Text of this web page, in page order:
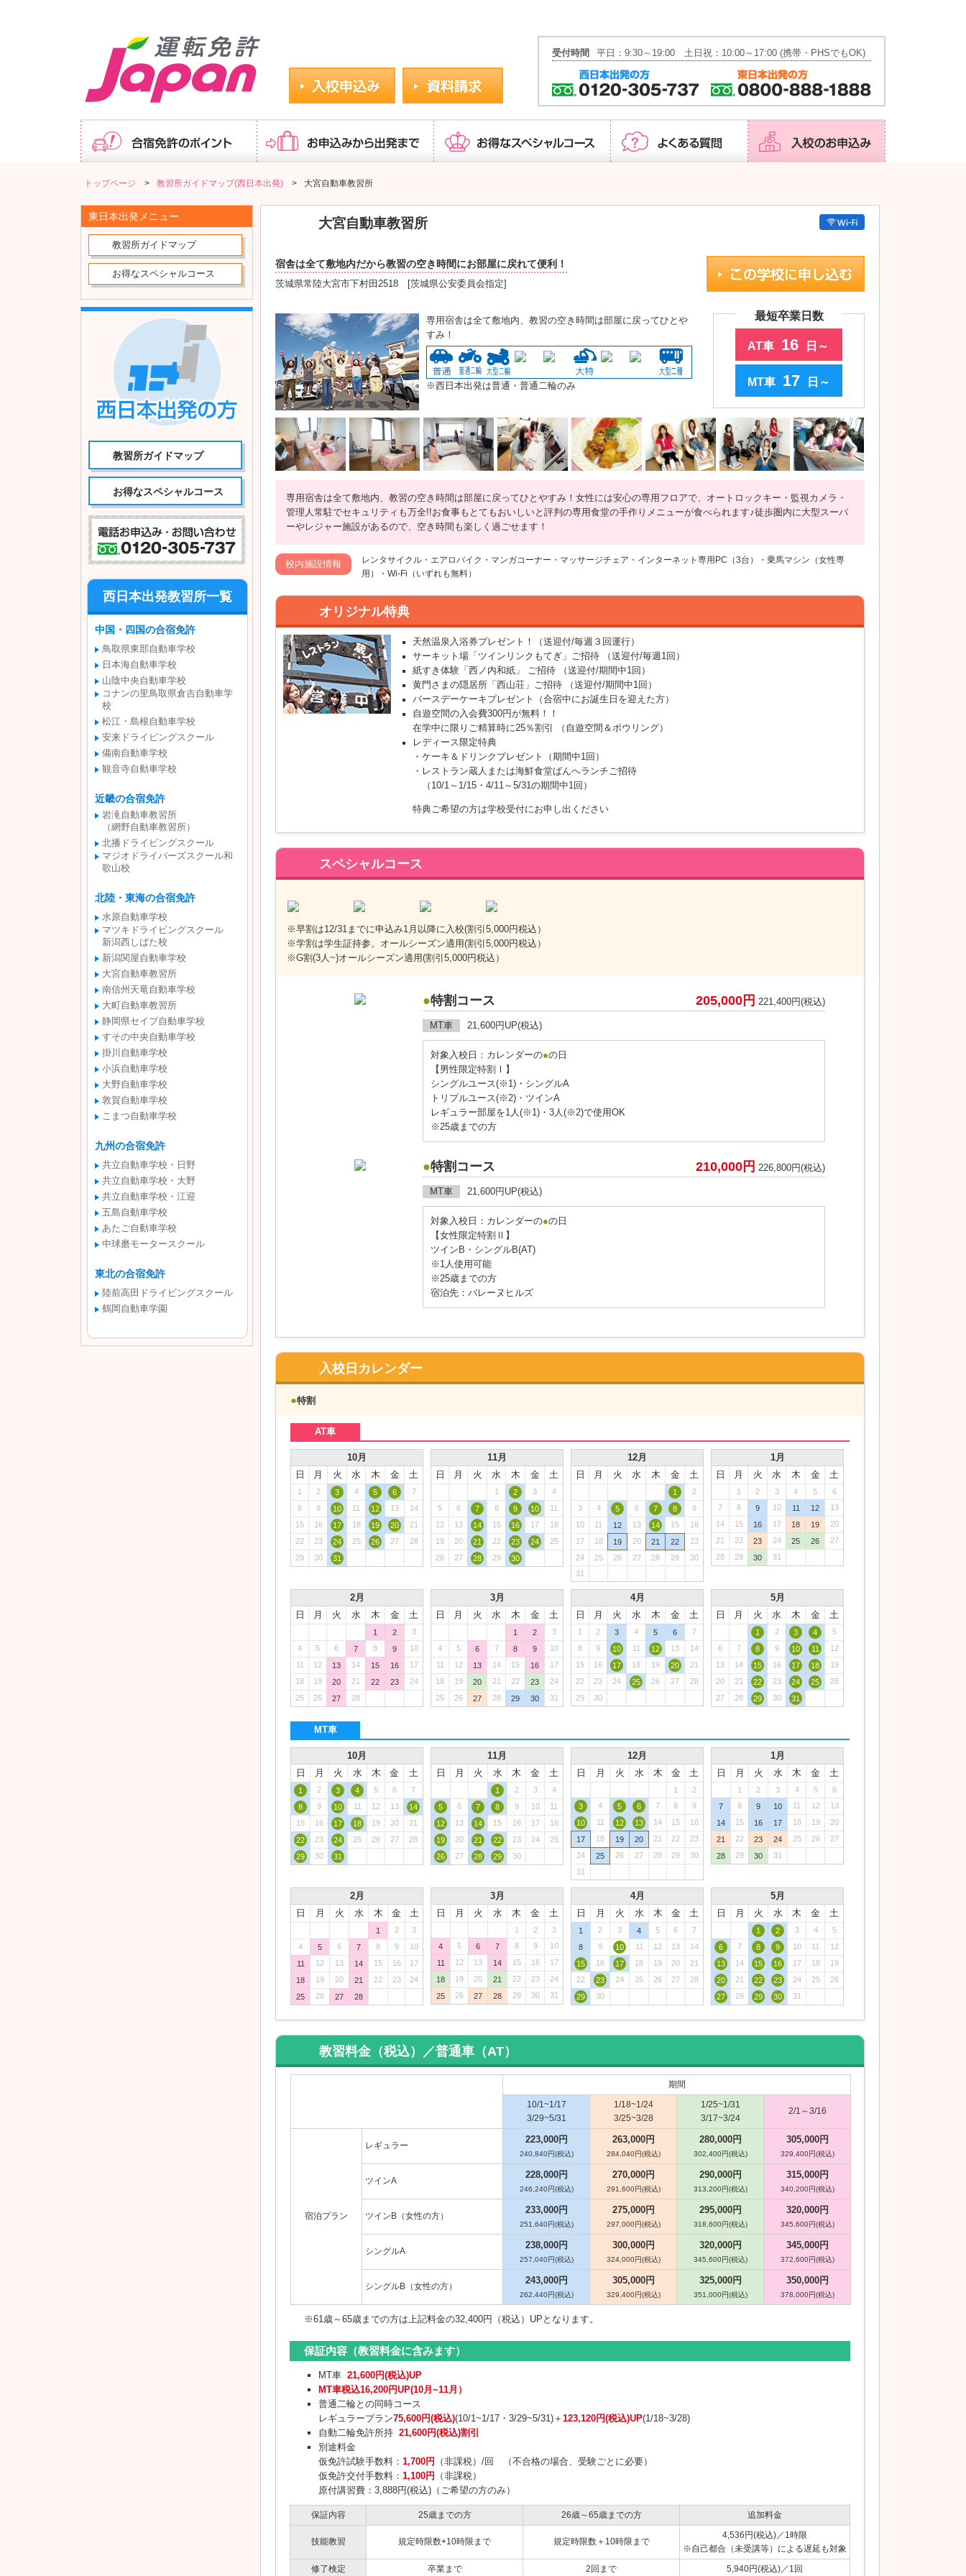
受付時間 平日：9:30～19:00 土日祝：10:00～17:00 (携帯・PHSでもOK)
トップページ > 教習所ガイドマップ(西日本出発) > 大宮自動車教習所
東日本出発メニュー
教習所ガイドマップ
お得なスペシャルコース
教習所ガイドマップ
お得なスペシャルコース
西日本出発教習所一覧
中国・四国の合宿免許
鳥取県東部自動車学校
日本海自動車学校
山陰中央自動車学校
コナンの里鳥取県倉吉自動車学
校
松江・島根自動車学校
安来ドライビングスクール
備南自動車学校
観音寺自動車学校
近畿の合宿免許
岩滝自動車教習所
（網野自動車教習所）
北播ドライビングスクール
マジオドライバーズスクール和
歌山校
北陸・東海の合宿免許
水原自動車学校
マツキドライビングスクール
新潟西しばた校
新潟関屋自動車学校
大宮自動車教習所
南信州天竜自動車学校
大町自動車教習所
静岡県セイブ自動車学校
すその中央自動車学校
掛川自動車学校
小浜自動車学校
大野自動車学校
敦賀自動車学校
こまつ自動車学校
九州の合宿免許
共立自動車学校・日野
共立自動車学校・大野
共立自動車学校・江迎
五島自動車学校
あたご自動車学校
中球磨モータースクール
東北の合宿免許
陸前高田ドライビングスクール
鶴岡自動車学園
大宮自動車教習所
宿舎は全て敷地内だから教習の空き時間にお部屋に戻れて便利！
茨城県常陸大宮市下村田2518 [茨城県公安委員会指定]
専用宿舎は全て敷地内、教習の空き時間は部屋に戻ってひとや
すみ！
※西日本出発は普通・普通二輪のみ
最短卒業日数
AT車 16 日～
MT車 17 日～
専用宿舎は全て敷地内、教習の空き時間は部屋に戻ってひとやすみ！女性には安心の専用フロアで、オートロックキー・監視カメラ・
管理人常駐でセキュリティも万全!!お食事もとてもおいしいと評判の専用食堂の手作りメニューが食べられます♪徒歩圏内に大型スーパ
ーやレジャー施設があるので、空き時間も楽しく過ごせます！
校内施設情報
レンタサイクル・エアロバイク・マンガコーナー・マッサージチェア・インターネット専用PC（3台）・乗馬マシン（女性専
用）・Wi-Fi（いずれも無料）
オリジナル特典
天然温泉入浴券プレゼント！（送迎付/毎週３回運行）
サーキット場「ツインリンクもてぎ」ご招待 （送迎付/毎週1回）
紙すき体験「西ノ内和紙」 ご招待 （送迎付/期間中1回）
黄門さまの隠居所「西山荘」ご招待 （送迎付/期間中1回）
バースデーケーキプレゼント（合宿中にお誕生日を迎えた方）
自遊空間の入会費300円が無料！！
在学中に限りご精算時に25％割引 （自遊空間＆ボウリング）
レディース限定特典
・ケーキ＆ドリンクプレゼント（期間中1回）
・レストラン蔵人または海鮮食堂ばんへランチご招待
（10/1～1/15・4/11～5/31の期間中1回）
特典ご希望の方は学校受付にお申し出ください
スペシャルコース
※早割は12/31までに申込み1月以降に入校(割引5,000円税込）
※学割は学生証持参。オールシーズン適用(割引5,000円税込）
※G割(3人~)オールシーズン適用(割引5,000円税込）
●特割コース 205,000円 221,400円(税込)
MT車 21,600円UP(税込)
対象入校日：カレンダーの●の日
【男性限定特割Ⅰ】
シングルユース(※1)・シングルA
トリプルユース(※2)・ツインA
レギュラー部屋を1人(※1)・3人(※2)で使用OK
※25歳までの方
●特割コース 210,000円 226,800円(税込)
MT車 21,600円UP(税込)
対象入校日：カレンダーの●の日
【女性限定特割Ⅱ】
ツインB・シングルB(AT)
※1人使用可能
※25歳までの方
宿泊先：バレーヌヒルズ
入校日カレンダー
●特割
AT車
10月
日 月 火 水 木 金 土
1 2 3 4 5 6
7
8
9 10 11 12 13
14
15
16 17 18 19 20
21
22
23 24 25 26 27
28
29
30 31
11月
日 月 火 水 木 金 土
1 2 3
4
5
6 7 8 9 10
11
12
13 14 15 16 17
18
19
20 21 22 23 24
25
26
27 28 29 30
12月
日 月 火 水 木 金 土
1
2
3
4 5 6 7 8
9
10
11 12 13 14 15
16
17
18 19 20 21 22
23
24
25 26 27 28 29
30
31
1月
日 月 火 水 木 金 土
1 2 3 4 5
6
7
8 9 10 11 12
13
14
15 16 17 18 19
20
21
22 23 24 25 26
27
28
29 30 31
2月
日 月 火 水 木 金 土
1 2
3
4
5 6 7 8 9
10
11
12 13 14 15 16
17
18
19 20 21 22 23
24
25
26 27 28
3月
日 月 火 水 木 金 土
1 2
3
4
5 6 7 8 9
10
11
12 13 14 15 16
17
18
19 20 21 22 23
24
25
26 27 28 29 30 31
4月
日 月 火 水 木 金 土
1 2 3 4 5 6
7
8
9 10 11 12 13
14
15
16 17 18 19 20
21
22
23 24 25 26 27
28
29
30
5月
日 月 火 水 木 金 土
1 2 3 4
5
6
7 8 9 10 11
12
13
14 15 16 17 18
19
20
21 22 23 24 25
26
27
28 29 30 31
MT車
10月
日 月 火 水 木 金 土
1 2 3 4 5 6
7
8
9 10 11 12 13
14
15
16 17 18 19 20
21
22
23 24 25 26 27
28
29
30 31
11月
日 月 火 水 木 金 土
1 2 3
4
5
6 7 8 9 10
11
12
13 14 15 16 17
18
19
20 21 22 23 24
25
26
27 28 29 30
12月
日 月 火 水 木 金 土
1
2
3
4 5 6 7 8
9
10
11 12 13 14 15
16
17
18 19 20 21 22
23
24
25 26 27 28 29
30
31
1月
日 月 火 水 木 金 土
1 2 3 4 5
6
7
8 9 10 11 12
13
14
15 16 17 18 19
20
21
22 23 24 25 26
27
28
29 30 31
2月
日 月 火 水 木 金 土
1 2
3
4
5 6 7 8 9
10
11
12 13 14 15 16
17
18
19 20 21 22 23
24
25
26 27 28
3月
日 月 火 水 木 金 土
1 2
3
4
5 6 7 8 9
10
11
12 13 14 15 16
17
18
19 20 21 22 23
24
25
26 27 28 29 30 31
4月
日 月 火 水 木 金 土
1 2 3 4 5 6
7
8
9 10 11 12 13
14
15
16 17 18 19 20
21
22
23 24 25 26 27
28
29
30
5月
日 月 火 水 木 金 土
1 2 3 4
5
6
7 8 9 10 11
12
13
14 15 16 17 18
19
20
21 22 23 24 25
26
27
28 29 30 31
教習料金（税込）／普通車（AT）
期間
10/1~1/17
3/29~5/31
1/18~1/24
3/25~3/28
1/25~1/31
3/17~3/24
2/1～3/16
宿泊プラン
レギュラー
223,000円
240,840円(税込)
263,000円
284,040円(税込)
280,000円
302,400円(税込)
305,000円
329,400円(税込)
ツインA
228,000円
246,240円(税込)
270,000円
291,600円(税込)
290,000円
313,200円(税込)
315,000円
340,200円(税込)
ツインB（女性の方）
233,000円
251,640円(税込)
275,000円
297,000円(税込)
295,000円
318,600円(税込)
320,000円
345,600円(税込)
シングルA
238,000円
257,040円(税込)
300,000円
324,000円(税込)
320,000円
345,600円(税込)
345,000円
372,600円(税込)
シングルB（女性の方）
243,000円
262,440円(税込)
305,000円
329,400円(税込)
325,000円
351,000円(税込)
350,000円
378,000円(税込)
※61歳～65歳までの方は上記料金の32,400円（税込）UPとなります。
保証内容（教習料金に含みます）
MT車 21,600円(税込)UP
MT車税込16,200円UP(10月~11月）
普通二輪との同時コース
レギュラープラン75,600円(税込)(10/1~1/17・3/29~5/31)＋ 123,120円(税込)UP(1/18~3/28)
自動二輪免許所持 21,600円(税込)割引
別途料金
仮免許試験手数料： 1,700円
（非課税）/回 （不合格の場合、受験ごとに必要）
仮免許交付手数料： 1,100円
（非課税）
原付講習費：3,888円(税込)（ご希望の方のみ）
保証内容 25歳までの方 26歳～65歳までの方 追加料金
技能教習 規定時限数+10時限まで 規定時限数＋10時限まで
4,536円(税込)／1時限
※自己都合（未受講等）による遅延も対象
修了検定
卒業まで 2回まで 5,940円(税込)／1回